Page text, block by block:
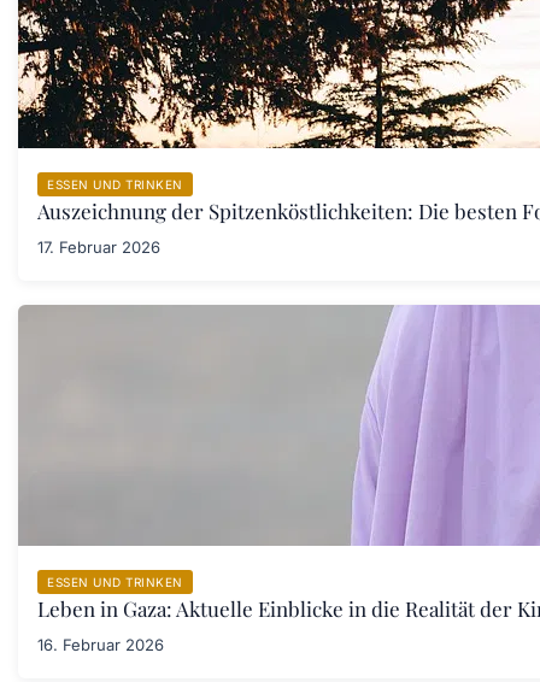
ESSEN UND TRINKEN
Auszeichnung der Spitzenköstlichkeiten: Die besten
17. Februar 2026
ESSEN UND TRINKEN
Leben in Gaza: Aktuelle Einblicke in die Realität der
16. Februar 2026